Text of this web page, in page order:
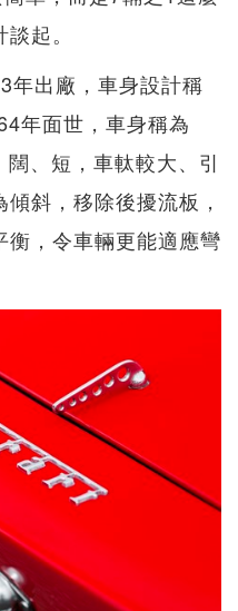
起。
年出廠，車身設計稱
年面世，車身稱為
、短，車軚較大、引
斜，移除後擾流板，
，令車輛更能適應彎